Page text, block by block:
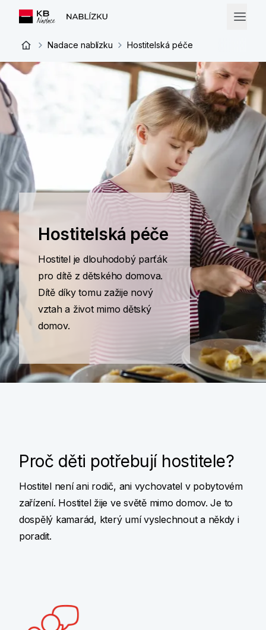
Nadace nablízku Hostitelská péče
Hostitelská péče
Hostitel je dlouhodobý parťák
pro dítě z dětského domova.
Dítě díky tomu zažije nový
vztah a život mimo dětský
domov.
Proč děti potřebují hostitele?
Hostitel není ani rodič, ani vychovatel v pobytovém
zařízení. Hostitel žije ve světě mimo domov. Je to
dospělý kamarád, který umí vyslechnout a někdy i
poradit.